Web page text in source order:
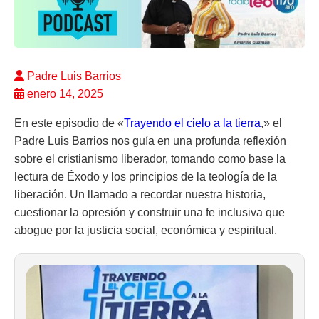
Padre Luis Barrios
enero 14, 2025
En este episodio de «Trayendo el cielo a la tierra,» el
Padre Luis Barrios nos guía en una profunda reflexión
sobre el cristianismo liberador, tomando como base la
lectura de Éxodo y los principios de la teología de la
liberación. Un llamado a recordar nuestra historia,
cuestionar la opresión y construir una fe inclusiva que
abogue por la justicia social, económica y espiritual.